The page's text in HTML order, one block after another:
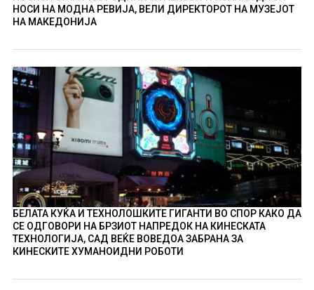
НОСИ НА МОДНА РЕВИЈА, ВЕЛИ ДИРЕКТОРОТ НА МУЗЕЈОТ
НА МАКЕДОНИЈА
БЕЛАТА КУЌА И ТЕХНОЛОШКИТЕ ГИГАНТИ ВО СПОР КАКО ДА
СЕ ОДГОВОРИ НА БРЗИОТ НАПРЕДОК НА КИНЕСКАТА
ТЕХНОЛОГИЈА, САД ВЕЌЕ ВОВЕДОА ЗАБРАНА ЗА
КИНЕСКИТЕ ХУМАНОИДНИ РОБОТИ